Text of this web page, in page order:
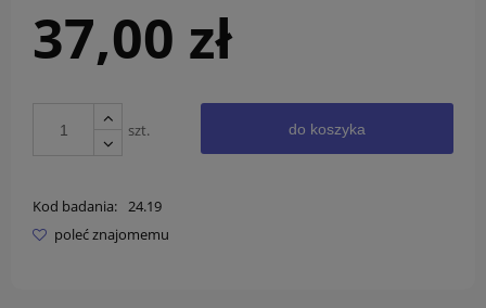
37,00 zł
szt. do koszyka
Kod badania: 24.19
poleć znajomemu